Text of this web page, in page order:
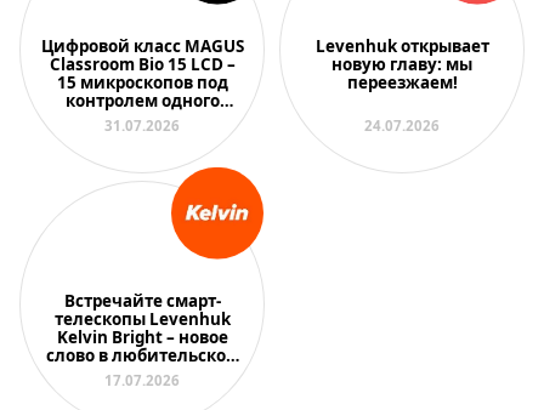
Цифровой класс MAGUS
Classroom Bio 15 LCD –
15 микроскопов под
контролем одного
преподавателя
31.07.2026
Levenhuk открывает
новую главу: мы
переезжаем!
24.07.2026
Встречайте смарт-
телескопы Levenhuk
Kelvin Bright – новое
слово в любительской
астрономии
17.07.2026